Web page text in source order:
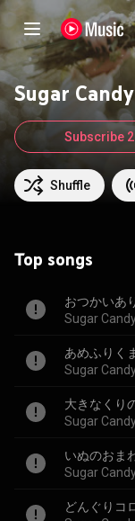
Sugar Candy
Shuffle
Subscribe
Top songs
おつかいあ
Sugar
あめふりく
Sugar
大きなくり
Sugar
いぬのおま
Sugar
どんぐりコ